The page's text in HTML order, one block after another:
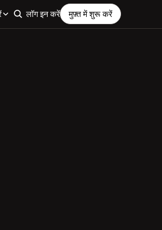
लॉग इन करें मुफ़्त में शुरू करें